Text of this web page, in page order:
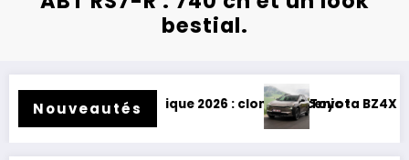
bestial.
Nouveautés
2026 : clone de Scenic !Toyota BZ4X Touring : électrique et